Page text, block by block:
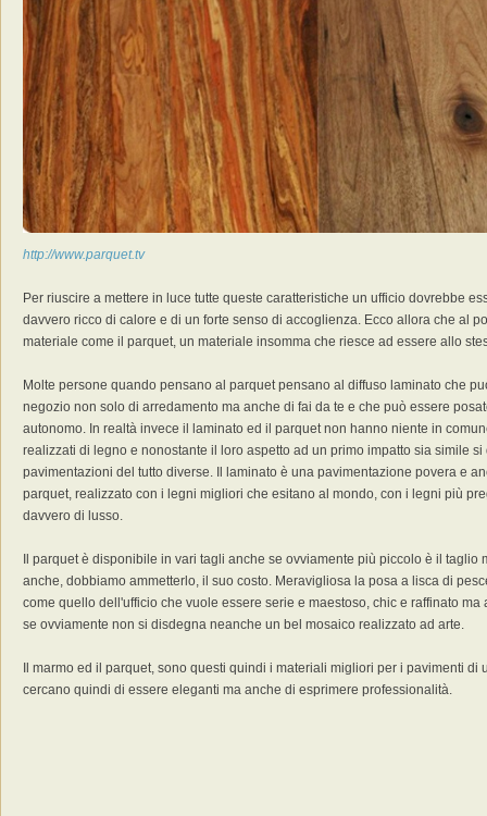
http://www.parquet.tv
Per riuscire a mettere in luce tutte queste caratteristiche un ufficio dovrebbe
davvero ricco di calore e di un forte senso di accoglienza. Ecco allora che al
materiale come il parquet, un materiale insomma che riesce ad essere allo
Molte persone quando pensano al parquet pensano al diffuso laminato che
negozio non solo di arredamento ma anche di fai da te e che può essere
autonomo. In realtà invece il laminato ed il parquet non hanno niente in
realizzati di legno e nonostante il loro aspetto ad un primo impatto sia simile
pavimentazioni del tutto diverse. Il laminato è una pavimentazione povera e
parquet, realizzato con i legni migliori che esitano al mondo, con i legni più
davvero di lusso.
Il parquet è disponibile in vari tagli anche se ovviamente più piccolo è il taglio
anche, dobbiamo ammetterlo, il suo costo. Meravigliosa la posa a lisca di
come quello dell'ufficio che vuole essere serie e maestoso, chic e raffinato
se ovviamente non si disdegna neanche un bel mosaico realizzato ad arte.
Il marmo ed il parquet, sono questi quindi i materiali migliori per i pavimenti di
cercano quindi di essere eleganti ma anche di esprimere professionalità.